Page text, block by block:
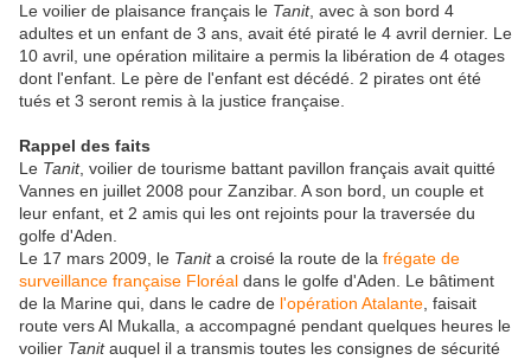
Le voilier de plaisance français le Tanit, avec à son bord 4
adultes et un enfant de 3 ans, avait été piraté le 4 avril dernier. Le
10 avril, une opération militaire a permis la libération de 4 otages
dont l'enfant. Le père de l'enfant est décédé. 2 pirates ont été
tués et 3 seront remis à la justice française.
Rappel des faits
Le Tanit, voilier de tourisme battant pavillon français avait quitté
Vannes en juillet 2008 pour Zanzibar. A son bord, un couple et
leur enfant, et 2 amis qui les ont rejoints pour la traversée du
golfe d'Aden.
Le 17 mars 2009, le Tanita croisé la route de la frégate de
surveillance française Floréal dans le golfe d'Aden. Le bâtiment
de la Marine qui, dans le cadre de l'opération Atalante , faisait
route vers Al Mukalla, a accompagné pendant quelques heures le
voilier Tanitauquel il a transmis toutes les consignes de sécurité